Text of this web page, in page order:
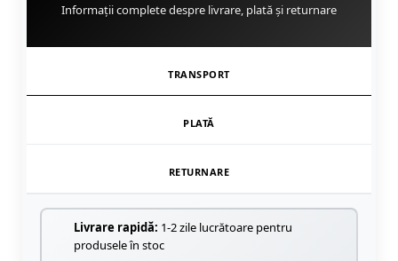
Informații complete despre livrare, plată și returnare
TRANSPORT
PLATĂ
RETURNARE
Livrare rapidă: 1-2 zile lucrătoare pentru
produsele în stoc